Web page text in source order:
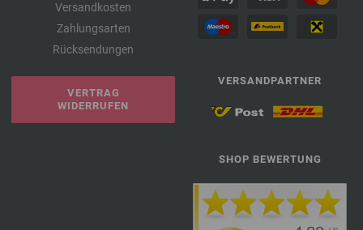
Versandkosten
Zahlungsarten
Rücksendungen
VERTRAG
WIDERRUFEN
VERSANDPARTNER
SHOP BEWERTUNG